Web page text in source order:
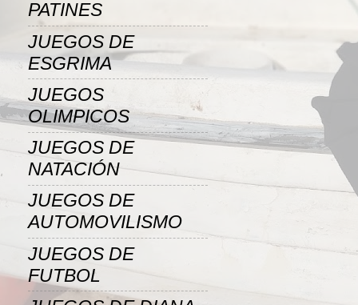
PATINES
JUEGOS DE
ESGRIMA
JUEGOS
OLIMPICOS
JUEGOS DE
NATACIÓN
JUEGOS DE
AUTOMOVILISMO
JUEGOS DE
FUTBOL